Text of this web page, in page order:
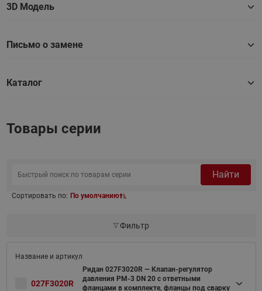
3D Модель
Письмо о замене
Каталог
Товары серии
Найти
Сортировать по: По умолчанию
Фильтр
027F3020R
Ридан 027F3020R — Клапан-регулятор
давления PM-3 DN 20 с ответными
фланцами в комплекте, фланцы под сварку